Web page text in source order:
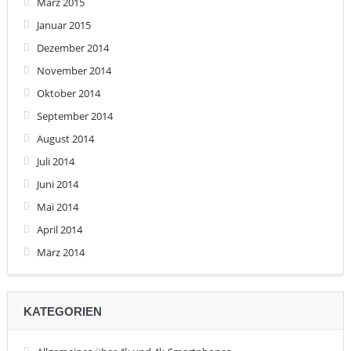
Januar 2015
Dezember 2014
November 2014
Oktober 2014
September 2014
August 2014
Juli 2014
Juni 2014
Mai 2014
April 2014
März 2014
KATEGORIEN